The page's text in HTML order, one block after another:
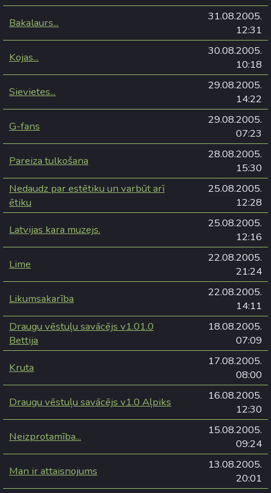
Bakalaurs...
31.08.2005.
12:31
Kojas...
30.08.2005.
10:18
Sievietes...
29.08.2005.
14:22
G-fans
29.08.2005.
07:23
Pareiza tulkošana
28.08.2005.
15:30
Nedaudz par estētiku un varbūt arī
ētiku
25.08.2005.
12:28
Latvijas kara muzejs.
25.08.2005.
12:16
Lime
22.08.2005.
21:24
Likumsakarība
22.08.2005.
14:11
Draugu vēstuļu savācējs v1.01.0
Bettija
18.08.2005.
07:09
Kruta
17.08.2005.
08:00
Draugu vēstuļu savācējs v1.0 Aļpiks
16.08.2005.
12:30
Neizprotamība...
15.08.2005.
09:24
Man ir attaisnojums
13.08.2005.
20:01